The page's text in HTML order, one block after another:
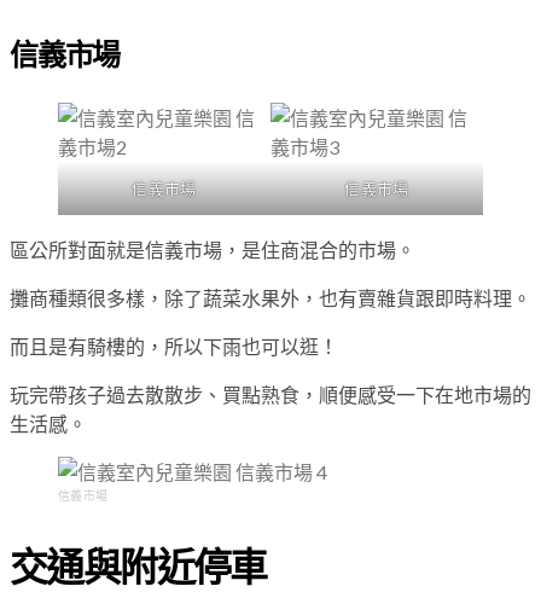
信義市場
信義市場 信義市場
區公所對面就是信義市場，是住商混合的市場。
攤商種類很多樣，除了蔬菜水果外，也有賣雜貨跟即時料理。
而且是有騎樓的，所以下雨也可以逛！
玩完帶孩子過去散散步、買點熟食，順便感受一下在地市場的
生活感。
信義市場
交通與附近停車